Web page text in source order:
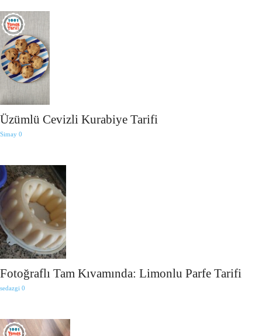
Üzümlü Cevizli Kurabiye Tarifi
Simay 0
Fotoğraflı Tam Kıvamında: Limonlu Parfe Tarifi
sedazgi 0